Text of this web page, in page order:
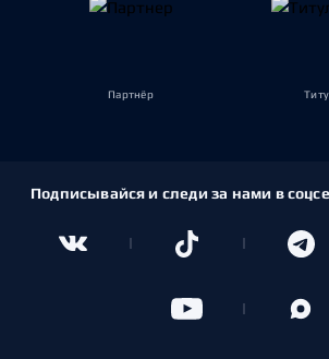
Партнёр
Подписывайся и следи за нами в